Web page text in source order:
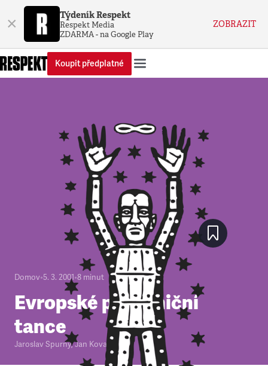
× Týdeník Respekt
Respekt Media
ZDARMA - na Google Play
ZOBRAZIT
Koupit předplatné
Domov•5. 3. 2001•8 minut
Evropské pohraniční
tance
Jaroslav Spurný,Jan Kovalík